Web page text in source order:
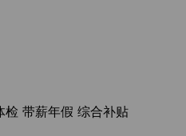
检 带薪年假 综合补贴